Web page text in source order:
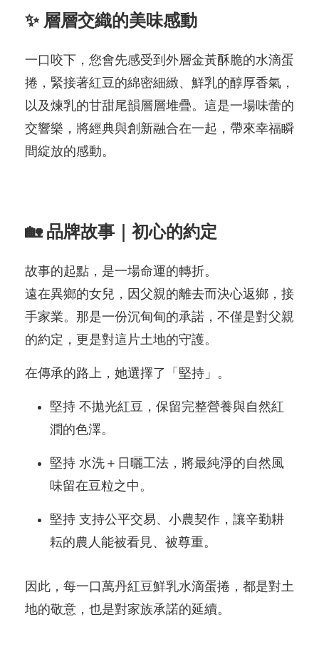
✨ 層層交織的美味感動
一口咬下，您會先感受到外層金黃酥脆的水滴蛋
捲，緊接著紅豆的綿密細緻、鮮乳的醇厚香氣，
以及煉乳的甘甜尾韻層層堆疊。這是一場味蕾的
交響樂，將經典與創新融合在一起，帶來幸福瞬
間綻放的感動。
🏡 品牌故事｜初心的約定
故事的起點，是一場命運的轉折。
遠在異鄉的女兒，因父親的離去而決心返鄉，接
手家業。那是一份沉甸甸的承諾，不僅是對父親
的約定，更是對這片土地的守護。
在傳承的路上，她選擇了「堅持」。
堅持 不拋光紅豆，保留完整營養與自然紅
潤的色澤。
堅持 水洗＋日曬工法，將最純淨的自然風
味留在豆粒之中。
堅持 支持公平交易、小農契作，讓辛勤耕
耘的農人能被看見、被尊重。
因此，每一口萬丹紅豆鮮乳水滴蛋捲，都是對土
地的敬意，也是對家族承諾的延續。